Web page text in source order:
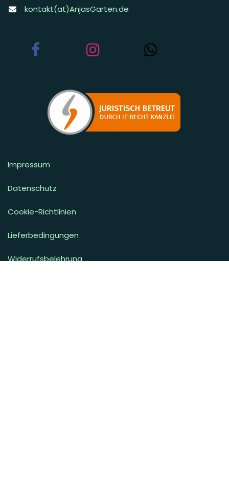
kontakt(at)AnjasGarten.de
Impressum
Datenschutz
Cookie-Richtlinien
Lieferbedingungen
Widerrufsbelehrung